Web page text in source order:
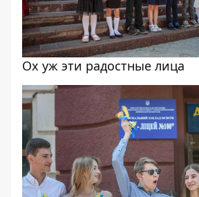
Ох уж эти радостные лица